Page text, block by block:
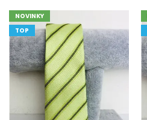
NOVINKY
TOP